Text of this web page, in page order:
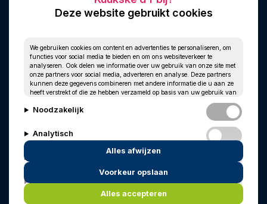
© 2010 - 2026PrivacyCookies
Deze website gebruikt cookies
We gebruiken cookies om content en advertenties te personaliseren, om
functies voor social media te bieden en om ons websiteverkeer te
analyseren. Ook delen we informatie over uw gebruik van onze site met
onze partners voor social media, adverteren en analyse. Deze partners
kunnen deze gegevens combineren met andere informatie die u aan ze
heeft verstrekt of die ze hebben verzameld op basis van uw gebruik van
Noodzakelijk
Analytisch
Marketing
Alles afwijzen
Voorkeur opslaan
Alles accepteren